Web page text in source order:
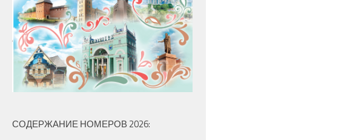
СОДЕРЖАНИЕ НОМЕРОВ 2026: